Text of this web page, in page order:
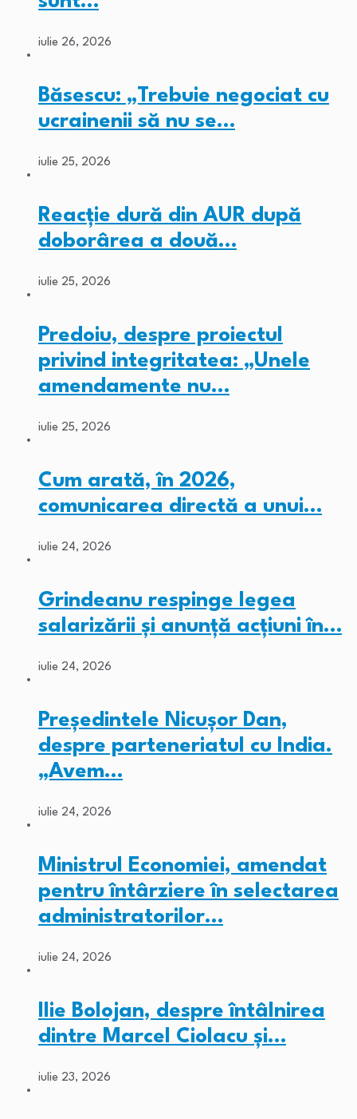
iulie 26, 2026
Băsescu: „Trebuie negociat cu
ucrainenii să nu se…
iulie 25, 2026
Reacție dură din AUR după
doborârea a două…
iulie 25, 2026
Predoiu, despre proiectul
privind integritatea: „Unele
amendamente nu…
iulie 25, 2026
Cum arată, în 2026,
comunicarea directă a unui…
iulie 24, 2026
Grindeanu respinge legea
salarizării și anunță acțiuni în…
iulie 24, 2026
Președintele Nicușor Dan,
despre parteneriatul cu India.
„Avem…
iulie 24, 2026
Ministrul Economiei, amendat
pentru întârziere în selectarea
administratorilor…
iulie 24, 2026
Ilie Bolojan, despre întâlnirea
dintre Marcel Ciolacu și…
iulie 23, 2026